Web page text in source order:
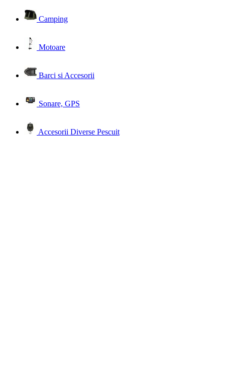
Camping
Motoare
Barci si Accesorii
Sonare, GPS
Accesorii Diverse Pescuit